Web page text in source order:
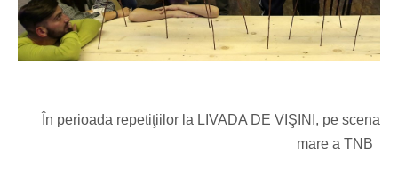
În perioada repetiţiilor la LIVADA DE VIŞINI , pe scena
mare a TNB